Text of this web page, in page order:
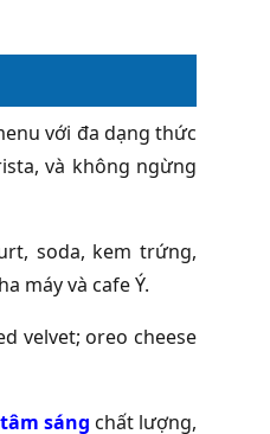
với đa dạng thức
và không ngừng
soda, kem trứng,
máy và cafe Ý.
velvet; oreo cheese
sáng chất lượng,